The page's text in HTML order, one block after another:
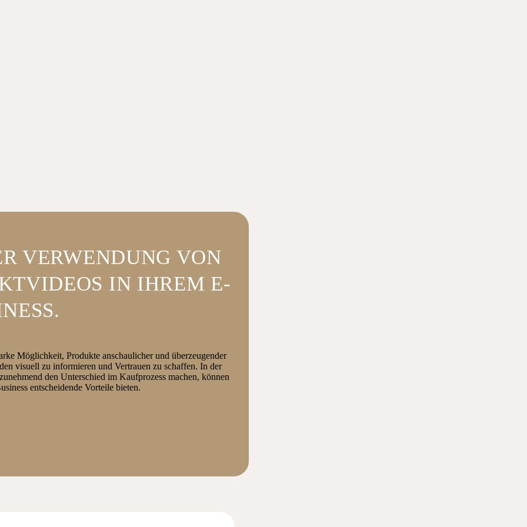
VERWENDUNG VON
IN IHREM E-
Möglichkeit, Produkte anschaulicher und überzeugender
visuell zu informieren und Vertrauen zu schaffen. In der
den Unterschied im Kaufprozess machen, können
entscheidende Vorteile bieten.